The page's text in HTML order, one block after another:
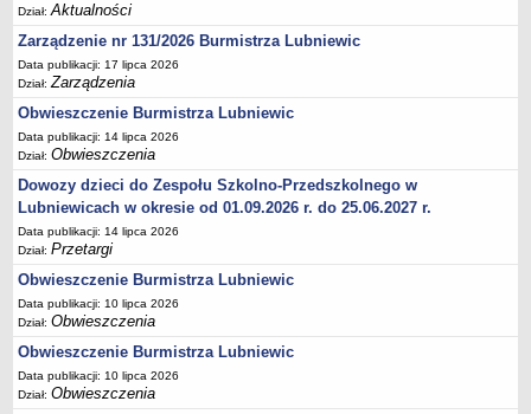
Zamówienia publiczne
Sprzedaż mienia
Sprzedaż nieruchomości
Zapytania ofertowe
Plan zamówień publicznych
PRAWO LOKALNE
Statut
Uchwały Rady Miejskiej
Zarządzenia Burmistrza
Ogłoszenia Burmistrza
Opłaty i podatki
Zagospodarowanie przestrzenne
Programy i inne zamierzenia
Taryfy dla zbiorowego zaopatrzenia w wodę i zbiorowego
Dział:Aktualności
Zarządzenie nr 131/2026 Burmistrza Lubniewic
Data publikacji: 17 lipca 2026
Dział:Zarządzenia
Obwieszczenie Burmistrza Lubniewic
Data publikacji: 14 lipca 2026
Dział:Obwieszczenia
Dowozy dzieci do Zespołu Szkolno-Przedszkolnego w
Lubniewicach w okresie od 01.09.2026 r. do 25.06.2027 r.
Data publikacji: 14 lipca 2026
Dział:Przetargi
Obwieszczenie Burmistrza Lubniewic
Data publikacji: 10 lipca 2026
Dział:Obwieszczenia
Obwieszczenie Burmistrza Lubniewic
Data publikacji: 10 lipca 2026
Dział:Obwieszczenia